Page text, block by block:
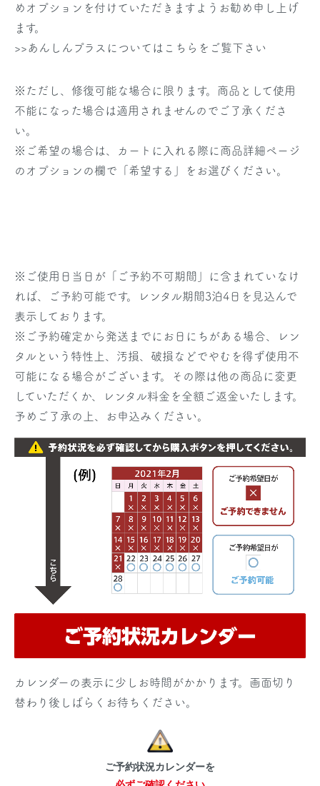
めオプションを付けていただきますようお勧め申し上げ
ます。
>>あんしんプラスについてはこちらをご覧下さい
※ただし、修復可能な場合に限ります。商品として使用
不能になった場合は適用されませんのでご了承くださ
い。
※ご希望の場合は、カートに入れる際に商品詳細ページ
のオプションの欄で「希望する」をお選びください。
※ ご使用日当日 が「ご予約不可期間」に含まれていなけ
れば、ご予約可能です。レンタル期間3泊4日を見込んで
表示しております。
※ご予約確定から発送までにお日にちがある場合、レン
タルという特性上、汚損、破損などでやむを得ず使用不
可能になる場合がございます。その際は他の商品に変更
していただくか、レンタル料金を全額ご返金いたします。
予めご了承の上、お申込みください。
カレンダーの表示に少しお時間がかかります。画面切り
替わり後しばらくお待ちください。
ご予約状況カレンダーを